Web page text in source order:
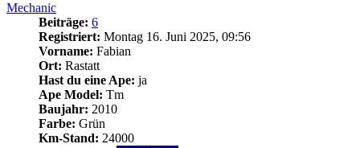
Mechanic
Beiträge: 6
Registriert: Montag 16. Juni 2025, 09:56
Vorname: Fabian
Ort: Rastatt
Hast du eine Ape: ja
Ape Model: Tm
Baujahr: 2010
Farbe: Grün
Km-Stand: 24000